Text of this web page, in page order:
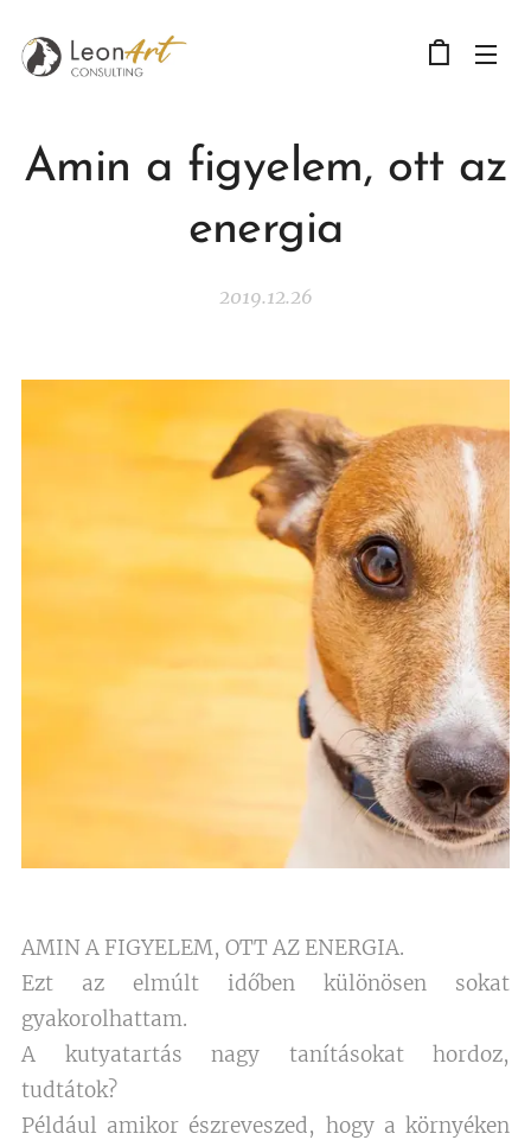
Amin a figyelem, ott az
energia
2019.12.26
AMIN A FIGYELEM, OTT AZ ENERGIA.
Ezt az elmúlt időben különösen sokat
gyakorolhattam.
A kutyatartás nagy tanításokat hordoz,
tudtátok?
Például amikor észreveszed, hogy a környéken